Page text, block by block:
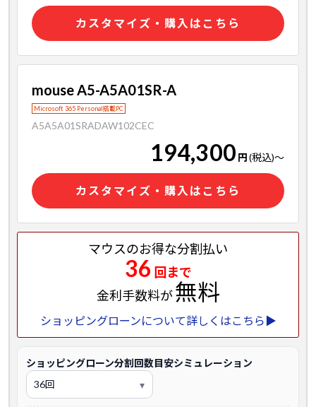
カスタマイズ・購入はこちら
mouse A5-A5A01SR-A
Microsoft 365 Personal搭載PC
A5A5A01SRADAW102CEC
194,300 円(税込)～
カスタマイズ・購入はこちら
マウスのお得な分割払い
36 回まで
金利手数料が無料
ショッピングローンについて詳しくはこちら▶
ショッピングローン分割回数目安シミュレーション